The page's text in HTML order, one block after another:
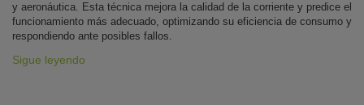
y aeronáutica. Esta técnica mejora la calidad de la corriente y predice el
funcionamiento más adecuado, optimizando su eficiencia de consumo y
respondiendo ante posibles fallos.
Sigue leyendo